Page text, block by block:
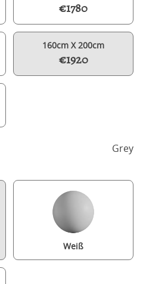
€1780
160cm X 200cm
€1920
Grey
Weiß